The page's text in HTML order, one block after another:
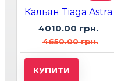
4010.00 грн.
4650.00 грн.
КУПИТИ